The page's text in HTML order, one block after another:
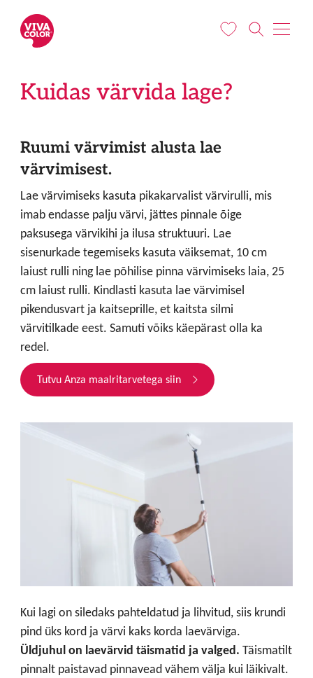
Kuidas värvida lage?
Ruumi värvimist alusta lae
värvimisest.
Lae värvimiseks kasuta pikakarvalist värvirulli, mis
imab endasse palju värvi, jättes pinnale õige
paksusega värvikihi ja ilusa struktuuri. Lae
sisenurkade tegemiseks kasuta väiksemat, 10 cm
laiust rulli ning lae põhilise pinna värvimiseks laia, 25
cm laiust rulli. Kindlasti kasuta lae värvimisel
pikendusvart ja kaitseprille, et kaitsta silmi
värvitilkade eest. Samuti võiks käepärast olla ka
redel.
Tutvu Anza maalritarvetega siin
Kui lagi on siledaks pahteldatud ja lihvitud, siis krundi
pind üks kord ja värvi kaks korda laevärviga.
Üldjuhul on laevärvid täismatid ja valged. Täismatilt
pinnalt paistavad pinnavead vähem välja kui läikivalt.